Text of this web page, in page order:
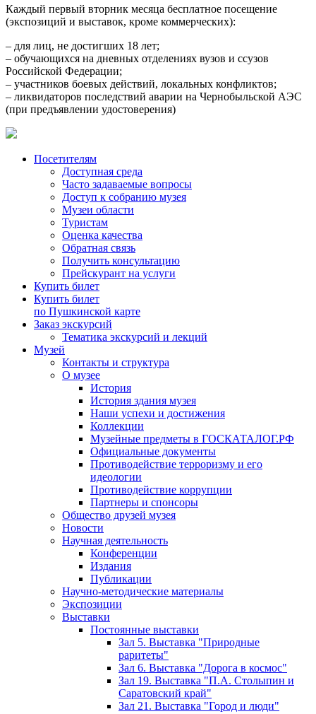
Каждый первый вторник месяца бесплатное посещение
(экспозиций и выставок, кроме коммерческих):
– для лиц, не достигших 18 лет;
– обучающихся на дневных отделениях вузов и ссузов
Российской Федерации;
– участников боевых действий, локальных конфликтов;
– ликвидаторов последствий аварии на Чернобыльской АЭС
(при предъявлении удостоверения)
Посетителям
Доступная среда
Часто задаваемые вопросы
Доступ к собранию музея
Музеи области
Туристам
Оценка качества
Обратная связь
Получить консультацию
Прейскурант на услуги
Купить билет
Купить билет
по Пушкинской карте
Заказ экскурсий
Тематика экскурсий и лекций
Музей
Контакты и структура
О музее
История
История здания музея
Наши успехи и достижения
Коллекции
Музейные предметы в ГОСКАТАЛОГ.РФ
Официальные документы
Противодействие терроризму и его
идеологии
Противодействие коррупции
Партнеры и спонсоры
Общество друзей музея
Новости
Научная деятельность
Конференции
Издания
Публикации
Научно-методические материалы
Экспозиции
Выставки
Постоянные выставки
Зал 5. Выставка "Природные
раритеты"
Зал 6. Выставка "Дорога в космос"
Зал 19. Выставка "П.А. Столыпин и
Саратовский край"
Зал 21. Выставка "Город и люди"